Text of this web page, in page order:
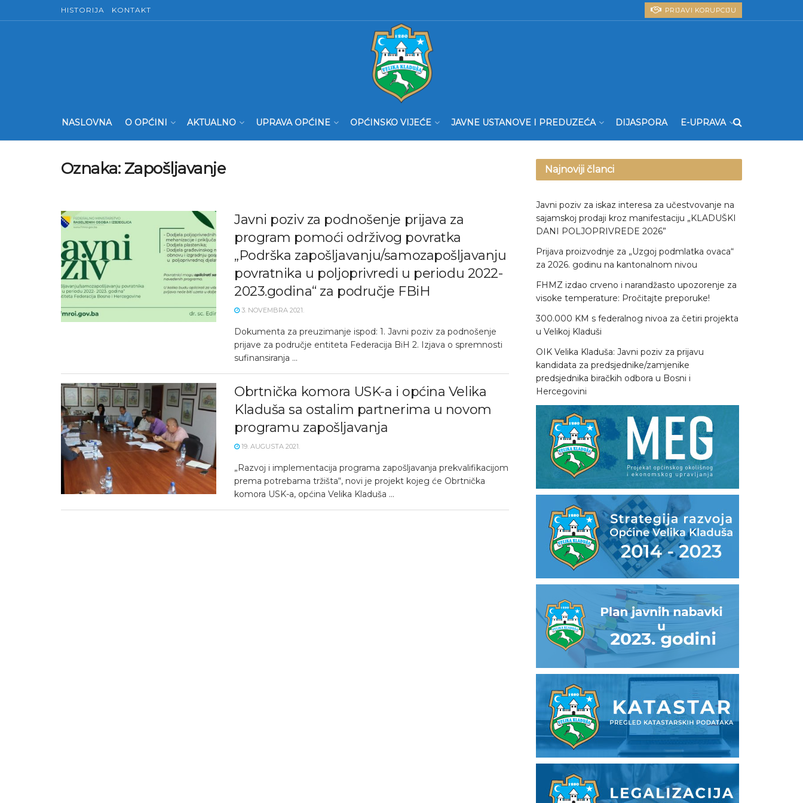
HISTORIJA KONTAKT PRIJAVI KORUPCIJU
NASLOVNA O OPĆINI AKTUALNO UPRAVA OPĆINE OPĆINSKO VIJEĆE JAVNE USTANOVE I PREDUZEĆA DIJASPORA E-UPRAVA
Oznaka: Zapošljavanje
Javni poziv za podnošenje prijava za
program pomoći održivog povratka
„Podrška zapošljavanju/samozapošljavanju
povratnika u poljoprivredi u periodu 2022-
2023.godina“ za područje FBiH
3. NOVEMBRA 2021.
Dokumenta za preuzimanje ispod: 1. Javni poziv za podnošenje
prijave za područje entiteta Federacija BiH 2. Izjava o spremnosti
sufinansiranja ...
Obrtnička komora USK-a i općina Velika
Kladuša sa ostalim partnerima u novom
programu zapošljavanja
19. AUGUSTA 2021.
„Razvoj i implementacija programa zapošljavanja prekvalifikacijom
prema potrebama tržišta“, novi je projekt kojeg će Obrtnička
komora USK-a, općina Velika Kladuša ...
Najnoviji članci
Javni poziv za iskaz interesa za učestvovanje na
sajamskoj prodaji kroz manifestaciju „KLADUŠKI
DANI POLJOPRIVREDE 2026”
Prijava proizvodnje za „Uzgoj podmlatka ovaca“
za 2026. godinu na kantonalnom nivou
FHMZ izdao crveno i narandžasto upozorenje za
visoke temperature: Pročitajte preporuke!
300.000 KM s federalnog nivoa za četiri projekta
u Velikoj Kladuši
OIK Velika Kladuša: Javni poziv za prijavu
kandidata za predsjednike/zamjenike
predsjednika biračkih odbora u Bosni i
Hercegovini